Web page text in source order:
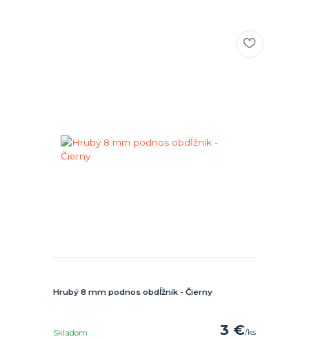
Hrubý 8 mm podnos obdĺžnik - Čierny
3 €/ks
Skladom